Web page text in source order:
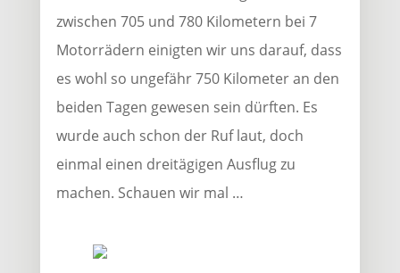
zwischen 705 und 780 Kilometern bei 7
Motorrädern einigten wir uns darauf, dass
es wohl so ungefähr 750 Kilometer an den
beiden Tagen gewesen sein dürften. Es
wurde auch schon der Ruf laut, doch
einmal einen dreitägigen Ausflug zu
machen. Schauen wir mal …